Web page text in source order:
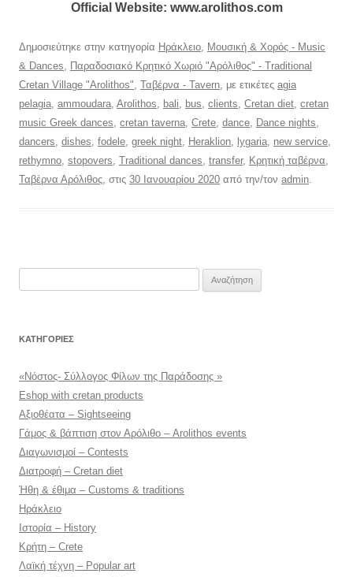
Official Website: www.arolithos.com
Δημοσιεύτηκε στην κατηγορία Ηράκλειο, Μουσική & Χορός - Music
& Dances, Παραδοσιακό Κρητικό Χωριό "Αρόλιθος" - Traditional
Cretan Village "Arolithos", Ταβέρνα - Tavern, με ετικέτες agia
pelagia, ammoudara, Arolithos, bali, bus, clients, Cretan diet, cretan
music Greek dances, cretan taverna, Crete, dance, Dance nights,
dancers, dishes, fodele, greek night, Heraklion, lygaria, new service,
rethymno, stopovers, Traditional dances, transfer, Κρητική ταβέρνα,
Ταβέρνα Αρόλιθος, στις 30 Ιανουαρίου 2020 από την/τον admin.
KΑΤΗΓΟΡΊΕΣ
«Νόστος- Σύλλογος Φίλων της Παράδοσης »
Eshop with cretan products
Αξιοθέατα – Sightseeing
Γάμος & βάπτιση στον Αρόλιθο – Arolithos events
Διαγωνισμοί – Contests
Διατροφή – Cretan diet
Ήθη & έθιμα – Customs & traditions
Ηράκλειο
Ιστορία – History
Κρήτη – Crete
Λαϊκή τέχνη – Popular art